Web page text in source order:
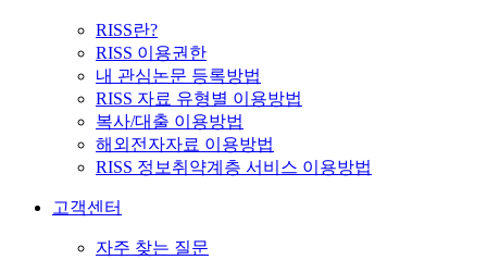
RISS란?
RISS 이용권한
내 관심논문 등록방법
RISS 자료 유형별 이용방법
복사/대출 이용방법
해외전자자료 이용방법
RISS 정보취약계층 서비스 이용방법
고객센터
자주 찾는 질문